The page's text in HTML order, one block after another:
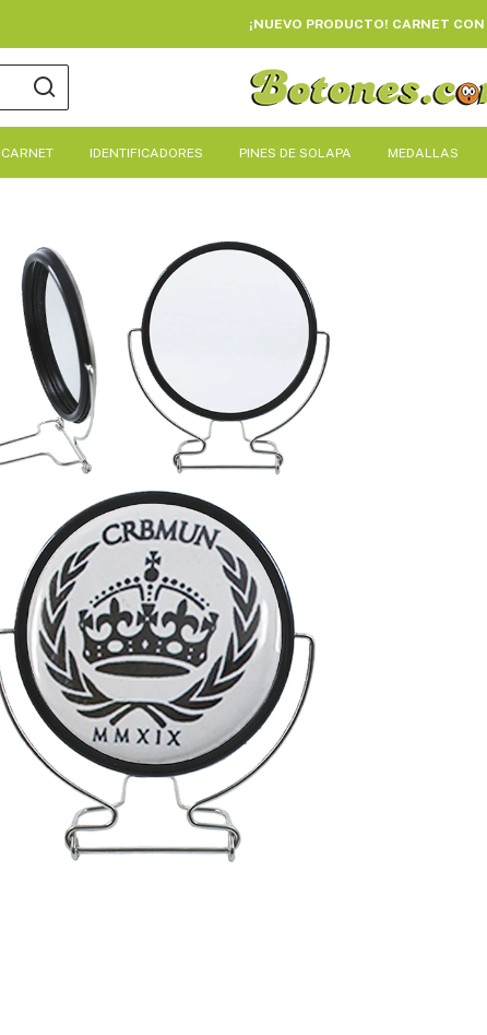
¡NUEVO PRODUCTO! CARNET
CARNET IDENTIFICADORES PINES DE SOLAPA MEDALLAS